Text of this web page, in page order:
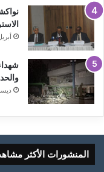
أبريل 10,
ديسمبر
المنشورات الأكثر